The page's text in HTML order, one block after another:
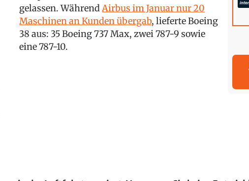
gelassen. WährendAirbus im Januar nur 20
Maschinen an Kunden übergab, lieferte Boeing
38 aus: 35 Boeing 737 Max, zwei 787-9 sowie
eine 787-10.